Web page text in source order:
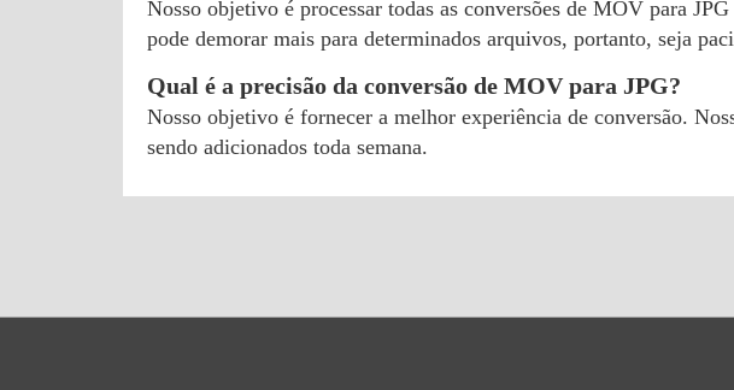
Nosso objetivo é processar todas as conversões de MOV para
pode demorar mais para determinados arquivos, portanto, seja
Qual é a precisão da conversão de MOV para JPG?
Nosso objetivo é fornecer a melhor experiência de conversão.
sendo adicionados toda semana.